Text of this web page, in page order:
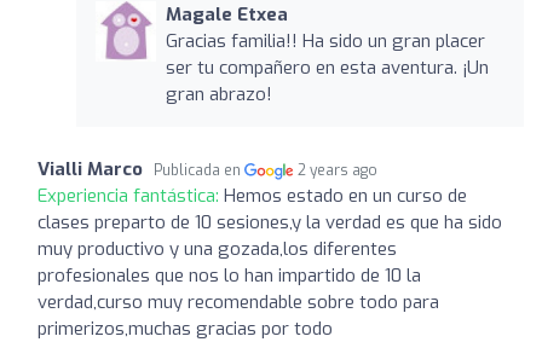
Magale Etxea
Gracias familia!! Ha sido un gran placer
ser tu compañero en esta aventura. ¡Un
gran abrazo!
Vialli Marco Publicada en 2 years ago
Experiencia fantástica: Hemos estado en un curso de
clases preparto de 10 sesiones,y la verdad es que ha sido
muy productivo y una gozada,los diferentes
profesionales que nos lo han impartido de 10 la
verdad,curso muy recomendable sobre todo para
primerizos,muchas gracias por todo